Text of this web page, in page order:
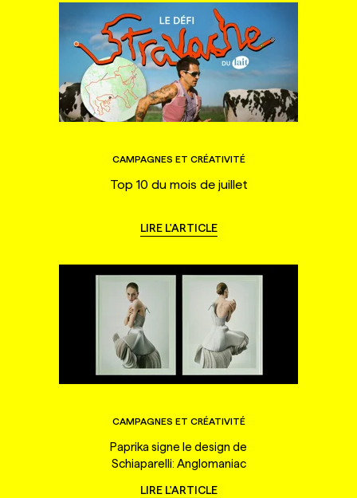
CAMPAGNES ET CRÉATIVITÉ
Top 10 du mois de juillet
LIRE L'ARTICLE
CAMPAGNES ET CRÉATIVITÉ
Paprika signe le design de
Schiaparelli: Anglomaniac
LIRE L'ARTICLE